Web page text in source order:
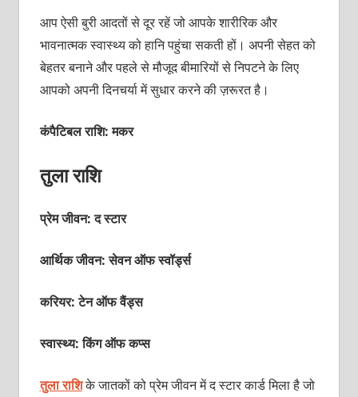
आप ऐसी बुरी आदतों से दूर रहें जो आपके शारीरिक और
भावनात्‍मक स्‍वास्‍थ्‍य को हानि पहुंचा सकती हों। अपनी सेहत को
बेहतर बनाने और पहले से मौजूद बीमारियों से निपटने के लिए
आपको अपनी दिनचर्या में सुधार करने की ज़रूरत है।
कंपैटिबल राशि: मकर
तुला राशि
प्रेम जीवन: द स्‍टार
आर्थिक जीवन: सेवन ऑफ स्‍वॉर्ड्स
करियर: टेन ऑफ वैंड्स
स्वास्थ्य: किंग ऑफ कप्‍स
तुला राशिके जातकों को प्रेम जीवन में द स्‍टार कार्ड मिला है जो